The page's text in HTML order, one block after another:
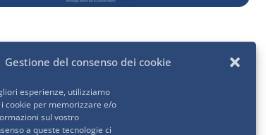
Gestione del consenso dei cookie
esperienze, utilizziamo
cookie per memorizzare e/o
sul vostro
a queste tecnologie ci
una startup creata nel 2016, e
di StartUp italiane. Business in Cloud
annuale e ti permette di monetizzare le
anni e transformarlo in un Business